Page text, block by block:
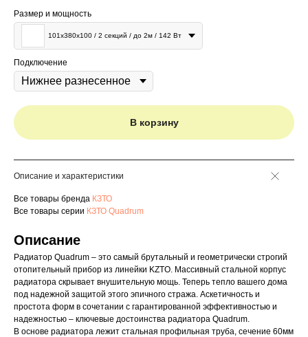
Размер и мощность
101x380x100 / 2 секций / до 2м / 142 Вт
Подключение
В корзину
Описание и характеристики
Все товары бренда КЗТО
Все товары серии КЗТО Quadrum
Описание
Радиатор Quadrum – это самый брутальный и геометрически строгий
отопительный прибор из линейки KZTO. Массивный стальной корпус
радиатора скрывает внушительную мощь. Теперь тепло вашего дома
под надежной защитой этого эпичного стража. Аскетичность и
простота форм в сочетании с гарантированной эффективностью и
надежностью – ключевые достоинства радиатора Quadrum.
В основе радиатора лежит стальная профильная труба, сечение 60мм